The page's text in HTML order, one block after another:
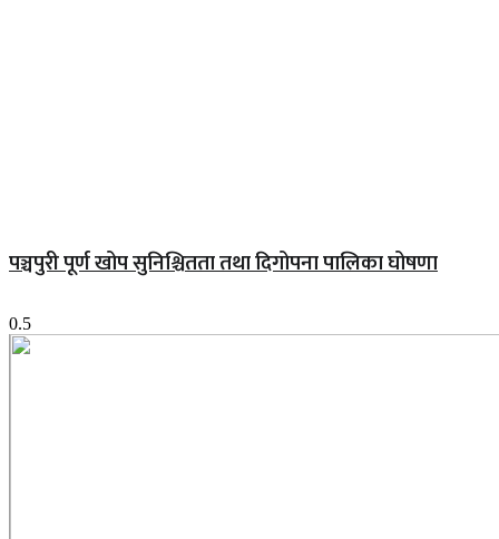
पञ्चपुरी पूर्ण खोप सुनिश्चितता तथा दिगोपना पालिका घोषणा